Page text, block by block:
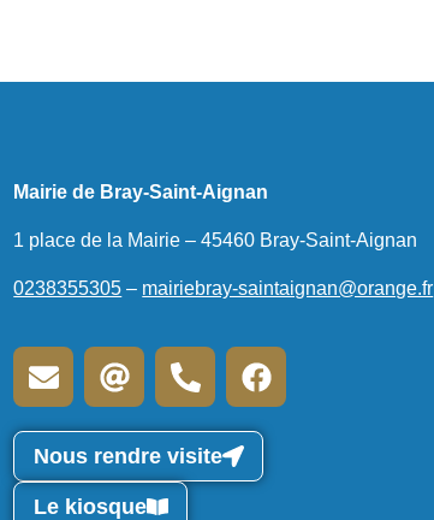
Mairie de Bray-Saint-Aignan
1 place de la Mairie – 45460 Bray-Saint-Aignan
0238355305 – mairiebray-saintaignan@orange.fr
Nous rendre visite
Le kiosque